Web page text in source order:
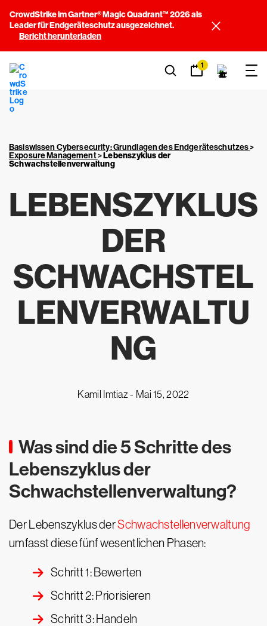
CrowdStrike im Gartner® Magic Quadrant™ 2026 als
Leader für Endgeräteschutz ausgezeichnet.
Bericht herunterladen
1
Basiswissen Cybersecurity: Grundlagen des Endgeräteschutzes>
Exposure Management>Lebenszyklus der
Schwachstellenverwaltung
LEBENSZYKLUS
DER
SCHWACHSTEL
LENVERWALTU
NG
Kamil Imtiaz - Mai 15, 2022
Was sind die 5 Schritte des
Lebenszyklus der
Schwachstellenverwaltung?
Der Lebenszyklus derSchwachstellenverwaltung
umfasst diese fünf wesentlichen Phasen:
Schritt 1: Bewerten
Schritt 2: Priorisieren
Schritt 3: Handeln